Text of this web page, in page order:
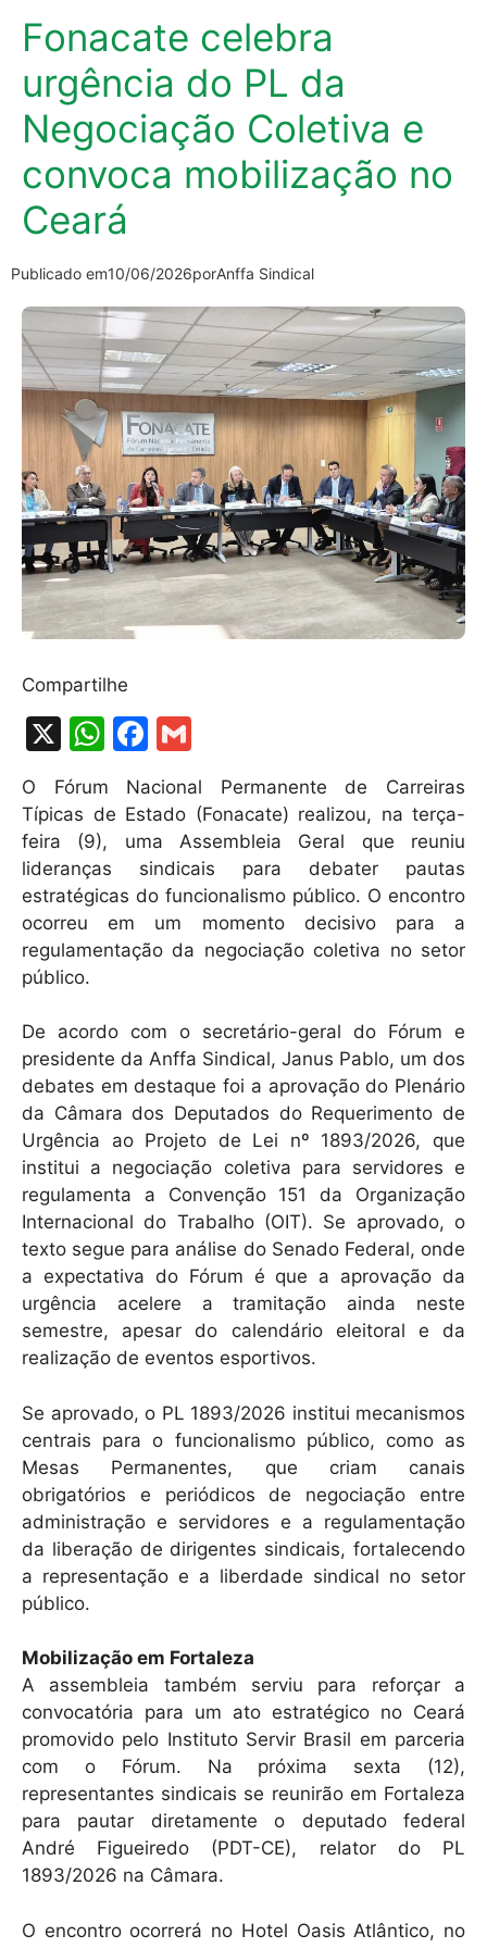
Fonacate celebra
urgência do PL da
Negociação Coletiva e
convoca mobilização no
Ceará
Publicado em10/06/2026porAnffa Sindical
Compartilhe
X
W
at
s
A
p
p
F
a
c
e
b
o
o
m
ai
l
O Fórum Nacional Permanente de Carreiras
Típicas de Estado (Fonacate) realizou, na terça-
feira (9), uma Assembleia Geral que reuniu
lideranças sindicais para debater pautas
estratégicas do funcionalismo público. O encontro
ocorreu em um momento decisivo para a
regulamentação da negociação coletiva no setor
público.
De acordo com o secretário-geral do Fórum e
presidente da Anffa Sindical, Janus Pablo, um dos
debates em destaque foi a aprovação do Plenário
da Câmara dos Deputados do Requerimento de
Urgência ao Projeto de Lei nº 1893/2026, que
institui a negociação coletiva para servidores e
regulamenta a Convenção 151 da Organização
Internacional do Trabalho (OIT). Se aprovado, o
texto segue para análise do Senado Federal, onde
a expectativa do Fórum é que a aprovação da
urgência acelere a tramitação ainda neste
semestre, apesar do calendário eleitoral e da
realização de eventos esportivos.
Se aprovado, o PL 1893/2026 institui mecanismos
centrais para o funcionalismo público, como as
Mesas Permanentes, que criam canais
obrigatórios e periódicos de negociação entre
administração e servidores e a regulamentação
da liberação de dirigentes sindicais, fortalecendo
a representação e a liberdade sindical no setor
público.
Mobilização em Fortaleza
A assembleia também serviu para reforçar a
convocatória para um ato estratégico no Ceará
promovido pelo Instituto Servir Brasil em parceria
com o Fórum. Na próxima sexta (12),
representantes sindicais se reunirão em Fortaleza
para pautar diretamente o deputado federal
André Figueiredo (PDT-CE), relator do PL
1893/2026 na Câmara.
O encontro ocorrerá no Hotel Oasis Atlântico, no